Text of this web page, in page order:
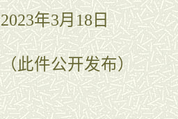
2023年3月18日
（此件公开发布）